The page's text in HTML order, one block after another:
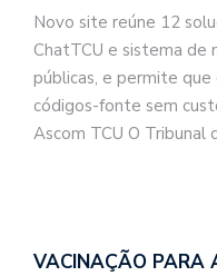
Novo site reúne 12
ChatTCU e sistema de
públicas, e permite
códigos-fonte sem
Ascom TCU O Tribunal
VACINAÇÃO PARA